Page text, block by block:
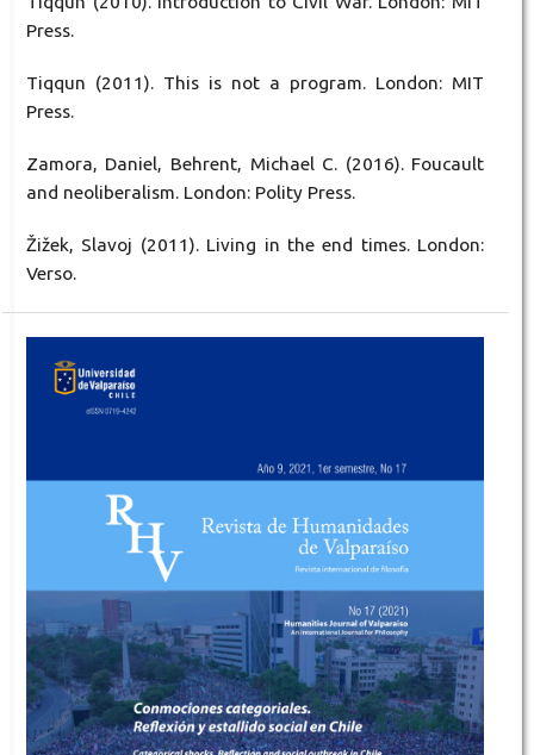
Press.
Tiqqun (2011). This is not a program. London: MIT
Press.
Zamora, Daniel, Behrent, Michael C. (2016). Foucault
and neoliberalism. London: Polity Press.
Žižek, Slavoj (2011). Living in the end times. London:
Verso.